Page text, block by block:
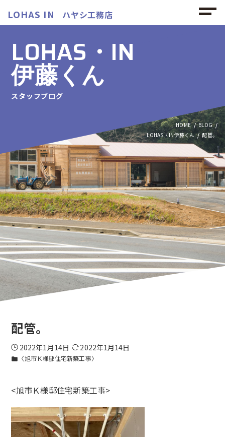
LOHAS IN ハヤシ工務店
LOHAS・IN
伊藤くん
スタッフブログ
HOME
BLOG
LOHAS・IN伊藤くん
配管。
配管。
2022年1月14日 2022年1月14日
folder 〈旭市Ｋ様邸住宅新築工事〉
<旭市Ｋ様邸住宅新築工事>